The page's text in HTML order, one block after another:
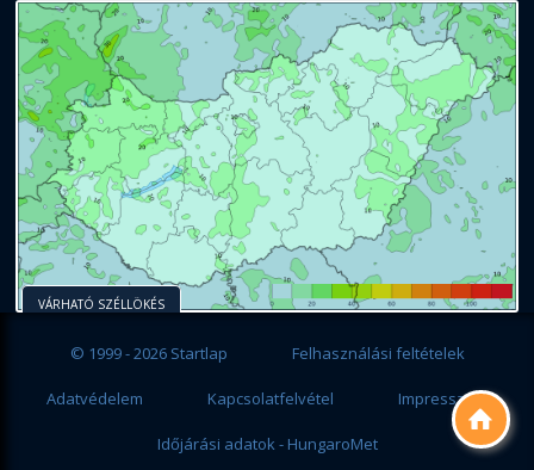

VÁRHATÓ SZÉLLÖKÉS
© 1999 - 2026 Startlap Felhasználási feltételek
Adatvédelem Kapcsolatfelvétel Impresszum
Időjárási adatok - HungaroMet